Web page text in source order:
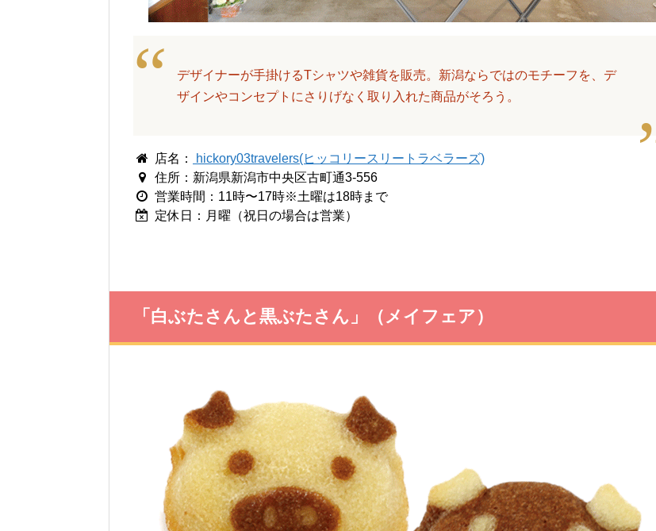
デザイナーが手掛けるTシャツや雑貨を販売。新潟ならではのモチーフを、デ
ザインやコンセプトにさりげなく取り入れた商品がそろう。
店名：
hickory03travelers(ヒッコリースリートラベラーズ)
住所：新潟県新潟市中央区古町通3-556
営業時間：11時〜17時※土曜は18時まで
定休日：月曜（祝日の場合は営業）
「白ぶたさんと黒ぶたさん」（メイフェア）